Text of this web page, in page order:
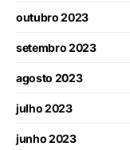
outubro 2023
setembro 2023
agosto 2023
julho 2023
junho 2023